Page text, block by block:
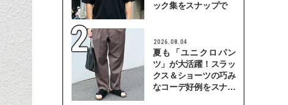
ック集をスナップで
2026.08.04
夏も「ユニクロパン
ツ」が大活躍！スラッ
クス＆ショーツの巧み
なコーデ好例をスナッ